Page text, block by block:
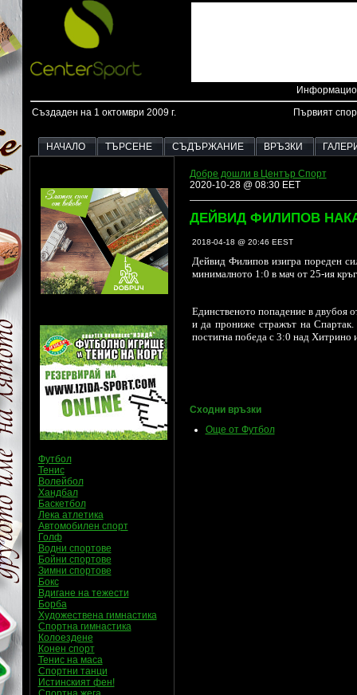
Създаден на 1 октомври 2009 г. Първият
НАЧАЛО ТЪРСЕНЕ СЪДЪРЖАНИЕ ВРЪЗКИ
Добре дошли в Център Спорт
2020-10-28 @ 08:30 EET
ДЕЙВИД ФИЛИПОВ
2018-04-18 @ 20:46 EEST
Дейвид Филипов изигра пореден
минималното 1:0 в мач от 25-ия
Единственото попадение в двубоя
и да прониже стражът на
постигна победа с 3:0 над Хитрино
Сходни връзки
Още от Футбол
Футбол
Тенис
Волейбол
Хандбал
Баскетбол
Лека атлетика
Автомобилен спорт
Голф
Водни спортове
Бойни спортове
Зимни спортове
Бокс
Вдигане на тежести
Борба
Художествена гимнастика
Спортна гимнастика
Колоездене
Конен спорт
Тенис на маса
Спортни танци
Истинският фен!